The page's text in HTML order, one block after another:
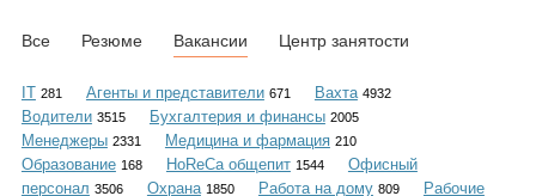
Объявления
Все Резюме Вакансии Центр занятости
IT 281 Агенты и представители 671 Вахта 4932
Водители 3515 Бухгалтерия и финансы 2005
Менеджеры 2331 Медицина и фармация 210
Образование 168 HoReCa общепит 1544
Офисный
персонал 3506 Охрана 1850 Работа на дому 809
Рабочие